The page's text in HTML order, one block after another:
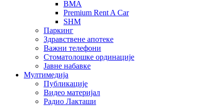
BMA
Premium Rent A Car
SHM
Паркинг
Здравствене апотеке
Важни телефони
Стоматолошке ординације
Јавне набавке
Мултимедија
Публикације
Видео материјал
Радио Лакташи